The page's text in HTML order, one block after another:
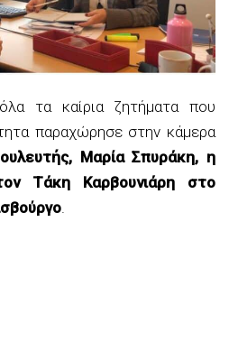
τα καίρια ζητήματα που
παραχώρησε στην κάμερα
Μαρία Σπυράκη, η
Τάκη Καρβουνιάρη στο